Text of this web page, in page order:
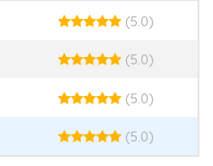
(5.0)
(5.0)
(5.0)
(5.0)